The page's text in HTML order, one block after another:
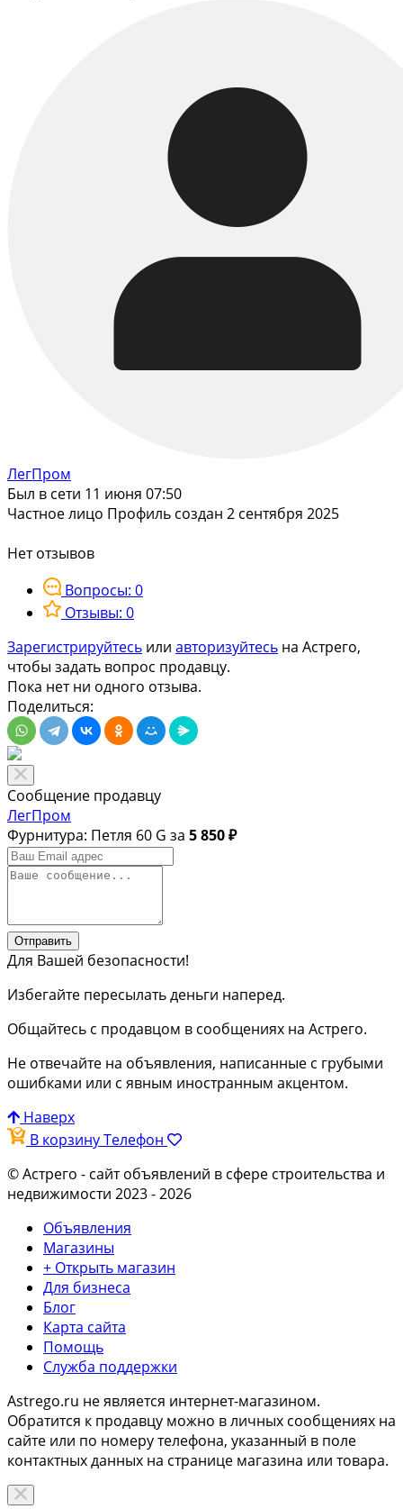
ЛегПром
Был в сети 11 июня 07:50
Частное лицо Профиль создан 2 сентября 2025
Нет отзывов
Вопросы: 0
Отзывы: 0
Зарегистрируйтесь или авторизуйтесь на Астрего,
чтобы задать вопрос продавцу.
Пока нет ни одного отзыва.
Поделиться:
Сообщение продавцу
ЛегПром
Фурнитура: Петля 60 G за 5 850 ₽
Отправить
Для Вашей безопасности!
Избегайте пересылать деньги наперед.
Общайтесь с продавцом в сообщениях на Астрего.
Не отвечайте на объявления, написанные с грубыми
ошибками или с явным иностранным акцентом.
Наверх
В корзинуТелефон
© Астрего - сайт объявлений в сфере строительства и
недвижимости 2023 - 2026
Объявления
Магазины
+ Открыть магазин
Для бизнеса
Блог
Карта сайта
Помощь
Служба поддержки
Astrego.ru не является интернет-магазином.
Обратится к продавцу можно в личных сообщениях на
сайте или по номеру телефона, указанный в поле
контактных данных на странице магазина или товара.